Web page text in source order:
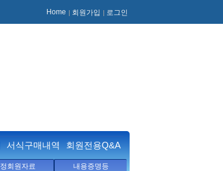
Home 회원가입 로그인
서식구매내역 회원전용Q&A
정회원자료 내용증명등